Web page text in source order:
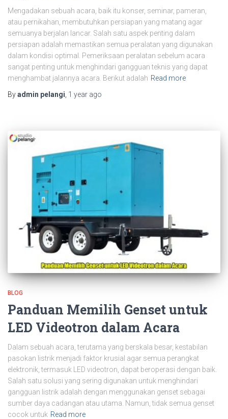
Mengadakan sebuah acara, baik itu konser, seminar, pameran,
atau pernikahan, membutuhkan persiapan yang matang agar
semuanya berjalan lancar. Salah satu aspek penting dalam
persiapan adalah memastikan semua peralatan yang digunakan
dalam kondisi optimal. Pemeriksaan peralatan sebelum acara
sangat penting untuk menghindari gangguan teknis yang dapat
menghambat jalannya acara. Berikut adalah Read more
Byadmin pelangi, 1 year ago
BLOG
Panduan Memilih Genset untuk
LED Videotron dalam Acara
Dalam sebuah acara, terutama yang berskala besar, kestabilan
pasokan listrik menjadi faktor krusial agar semua perangkat
elektronik, termasuk LED videotron, dapat beroperasi dengan baik.
Salah satu solusi yang sering digunakan untuk menghindari
gangguan listrik adalah dengan menggunakan genset sebagai
sumber daya cadangan atau utama. Namun, tidak semua genset
cocok untuk Read more